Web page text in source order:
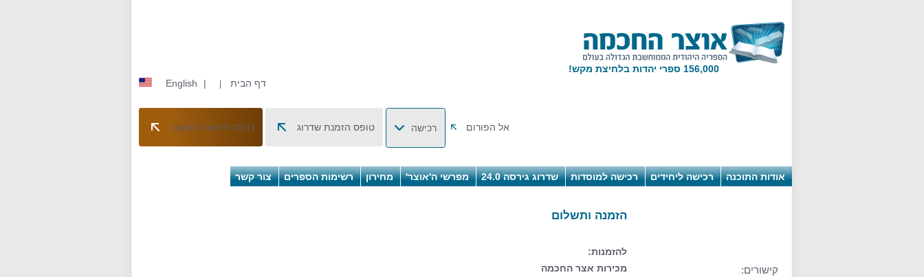
דף הבית
|
English
כניסה ל'אוצר המקוון' טופס הזמנת שדרוג רכישה אל הפורום
אודות התוכנה רכישה ליחידים רכישה למוסדות שדרוג גירסה 24.0 מפרשי ה'אוצר' מחירון רשימות הספרים צור קשר
קישורים:
הזמנה ותשלום
להזמנות:
מכירות אצר החכמה